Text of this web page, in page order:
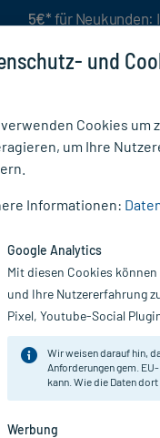
5€* für Neukunden:
Nur
Kapseln,
sichern
und
Cookies um
um Ihre
Informationen:
Google Analytics
Mit diesen Cookies
und Ihre Nutzererfahrung
Pixel, Youtube-Social
Wir weisen darauf hin,
Anforderungen gem.
kann. Wie die Daten
Werbung